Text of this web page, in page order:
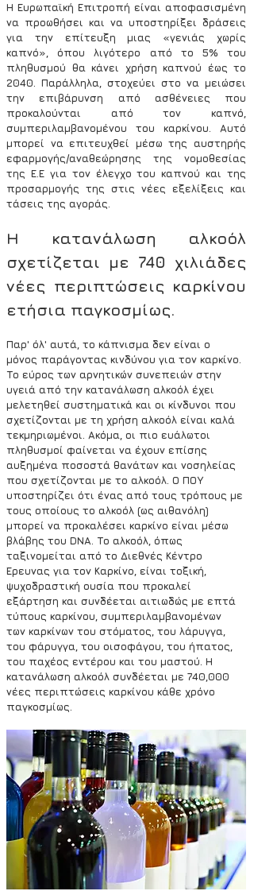
Η Ευρωπαϊκή Επιτροπή είναι αποφασισμένη
να προωθήσει και να υποστηρίξει δράσεις
για την επίτευξη μιας «γενιάς χωρίς
καπνό», όπου λιγότερο από το 5% του
πληθυσμού θα κάνει χρήση καπνού έως το
2040. Παράλληλα, στοχεύει στο να μειώσει
την επιβάρυνση από ασθένειες που
προκαλούνται από τον καπνό,
συμπεριλαμβανομένου του καρκίνου. Αυτό
μπορεί να επιτευχθεί μέσω της αυστηρής
εφαρμογής/αναθεώρησης της νομοθεσίας
της Ε.Ε για τον έλεγχο του καπνού και της
προσαρμογής της στις νέες εξελίξεις και
τάσεις της αγοράς.
Η κατανάλωση αλκοόλ
σχετίζεται με 740 χιλιάδες
νέες περιπτώσεις καρκίνου
ετήσια παγκοσμίως.
Παρ' όλ' αυτά, το κάπνισμα δεν είναι ο
μόνος παράγοντας κινδύνου για τον καρκίνο.
Το εύρος των αρνητικών συνεπειών στην
υγειά από την κατανάλωση αλκοόλ έχει
μελετηθεί συστηματικά και οι κίνδυνοι που
σχετίζονται με τη χρήση αλκοόλ είναι καλά
τεκμηριωμένοι. Ακόμα, οι πιο ευάλωτοι
πληθυσμοί φαίνεται να έχουν επίσης
αυξημένα ποσοστά θανάτων και νοσηλείας
που σχετίζονται με το αλκοόλ. Ο ΠΟΥ
υποστηρίζει ότι ένας από τους τρόπους με
τους οποίους το αλκοόλ (ως αιθανόλη)
μπορεί να προκαλέσει καρκίνο είναι μέσω
βλάβης του DNA. Το αλκοόλ, όπως
ταξινομείται από το Διεθνές Κέντρο
Έρευνας για τον Καρκίνο, είναι τοξική,
ψυχοδραστική ουσία που προκαλεί
εξάρτηση και συνδέεται αιτιωδώς με επτά
τύπους καρκίνου, συμπεριλαμβανομένων
των καρκίνων του στόματος, του λάρυγγα,
του φάρυγγα, του οισοφάγου, του ήπατος,
του παχέος εντέρου και του μαστού. Η
κατανάλωση αλκοόλ συνδέεται με 740,000
νέες περιπτώσεις καρκίνου κάθε χρόνο
παγκοσμίως.